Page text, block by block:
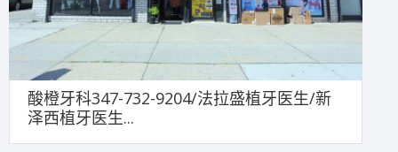
酸橙牙科347-732-9204/法拉盛植牙医生/新
泽西植牙医生...